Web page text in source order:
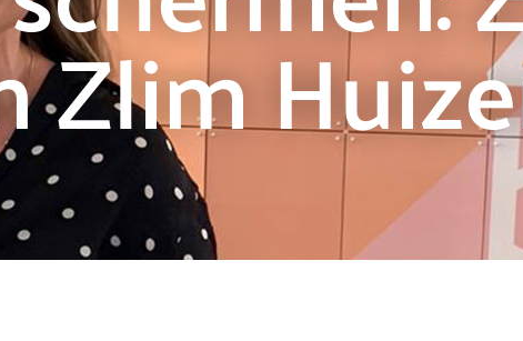
Zlim